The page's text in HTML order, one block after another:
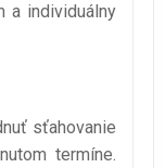
a individuálny
sťahovanie
termíne.